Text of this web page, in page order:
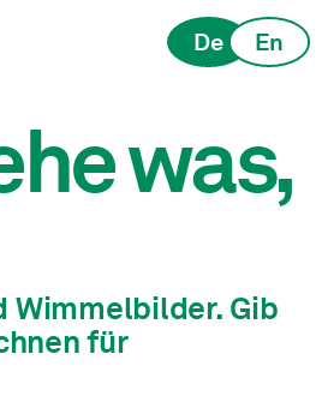
De En
was,
Wimmelbilder. Gib
für